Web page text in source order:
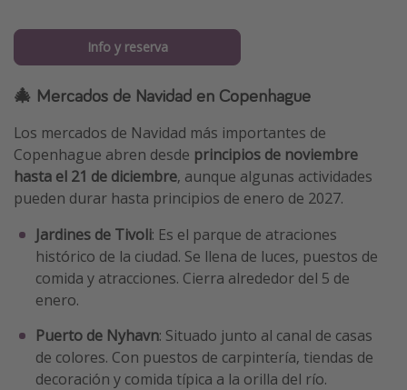
Info y reserva
🎄 Mercados de Navidad en Copenhague
Los mercados de Navidad más importantes de
Copenhague abren desde principios de noviembre
hasta el 21 de diciembre, aunque algunas actividades
pueden durar hasta principios de enero de 2027.
Jardines de Tivoli: Es el parque de atraciones
histórico de la ciudad. Se llena de luces, puestos de
comida y atracciones. Cierra alrededor del 5 de
enero.
Puerto de Nyhavn: Situado junto al canal de casas
de colores. Con puestos de carpintería, tiendas de
decoración y comida típica a la orilla del río.